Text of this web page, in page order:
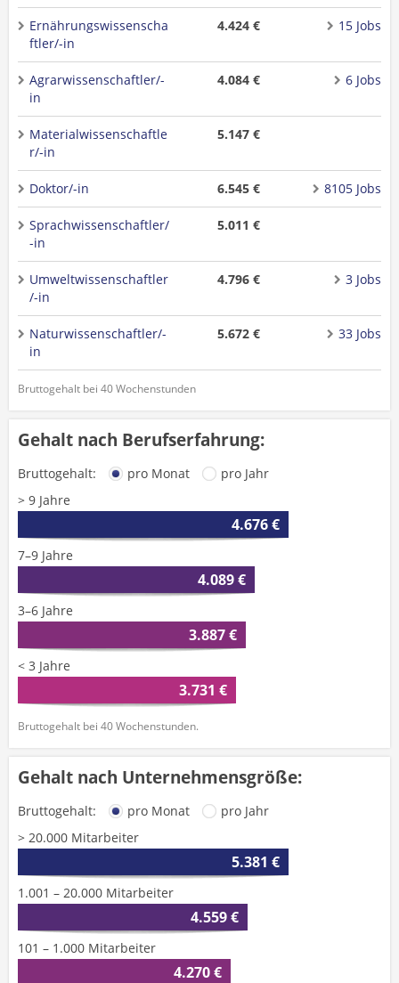
Ernährungswissenscha
ftler/-in
4.424 € 15 Jobs
Agrarwissenschaftler/-
in
4.084 € 6 Jobs
Materialwissenschaftle
r/-in
5.147 €
Doktor/-in 6.545 € 8105 Jobs
Sprachwissenschaftler/
-in
5.011 €
Umweltwissenschaftler
/-in
4.796 € 3 Jobs
Naturwissenschaftler/-
in
5.672 € 33 Jobs
Bruttogehalt bei 40 Wochenstunden
Gehalt nach Berufserfahrung:
Bruttogehalt: pro Monat
pro Jahr
> 9 Jahre
4.676 €
7–9 Jahre
4.089 €
3–6 Jahre
3.887 €
< 3 Jahre
3.731 €
Bruttogehalt bei 40 Wochenstunden.
Gehalt nach Unternehmensgröße:
Bruttogehalt: pro Monat
pro Jahr
> 20.000 Mitarbeiter
5.381 €
1.001 – 20.000 Mitarbeiter
4.559 €
101 – 1.000 Mitarbeiter
4.270 €